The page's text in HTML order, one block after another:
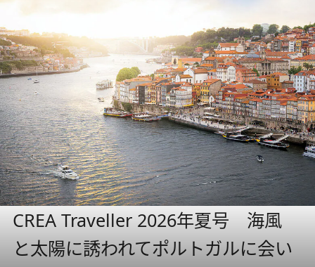
CREA Traveller 2026年夏号 海風
と太陽に誘われてポルトガルに会い